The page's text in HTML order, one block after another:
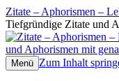
Zitate – Aphorismen –
Tiefgründige Zitate und
Menü Zum Inhalt